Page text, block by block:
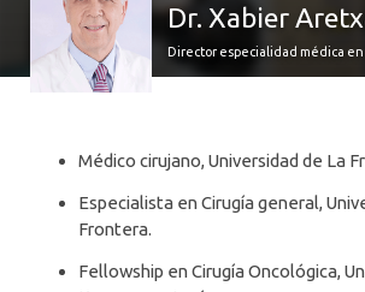
Dr. Xabier
Director especialidad médica
Médico cirujano, Universidad de La
Especialista en Cirugía general,
Frontera.
Fellowship en Cirugía Oncológica,